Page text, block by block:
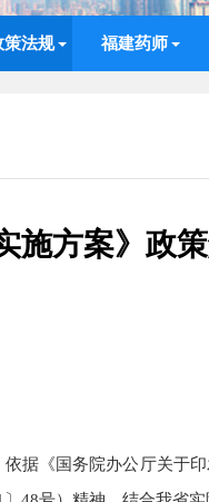
策法规 福建药师
施方案》政
《国务院办公厅关于印